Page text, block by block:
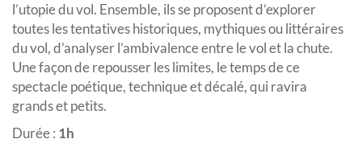
l’utopie du vol. Ensemble, ils se proposent d’explorer
toutes les tentatives historiques, mythiques ou littéraires
du vol, d’analyser l’ambivalence entre le vol et la chute.
Une façon de repousser les limites, le temps de ce
spectacle poétique, technique et décalé, qui ravira
grands et petits.
Durée : 1h